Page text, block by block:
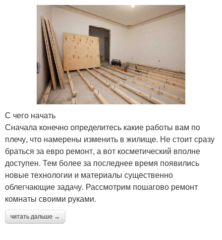
С чего начать
Сначала конечно определитесь какие работы вам по
плечу, что намерены изменить в жилище. Не стоит сразу
браться за евро ремонт, а вот косметический вполне
доступен. Тем более за последнее время появились
новые технологии и материалы существенно
облегчающие задачу. Рассмотрим пошагово ремонт
комнаты своими руками.
читать дальше →